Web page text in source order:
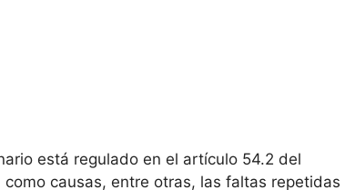
está regulado en el artículo 54.2 del
causas, entre otras, las faltas repetidas